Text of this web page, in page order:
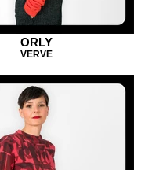
ORLY
VERVE